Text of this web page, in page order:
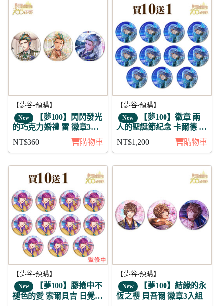
【夢谷-預購】
New 【夢100】閃閃發光
的巧克力婚禮 雷 徽章3入
NT$360 購物車
【夢谷-預購】
New 【夢100】徽章 兩
人的聖誕節紀念 卡爾德 11
NT$1,200 購物車
【夢谷-預購】
New 【夢100】膠捲中不
褪色的愛 索爾貝吉 日覺
【夢谷-預購】
New 【夢100】結緣的永
恆之櫻 貝吾爾 徽章3入組